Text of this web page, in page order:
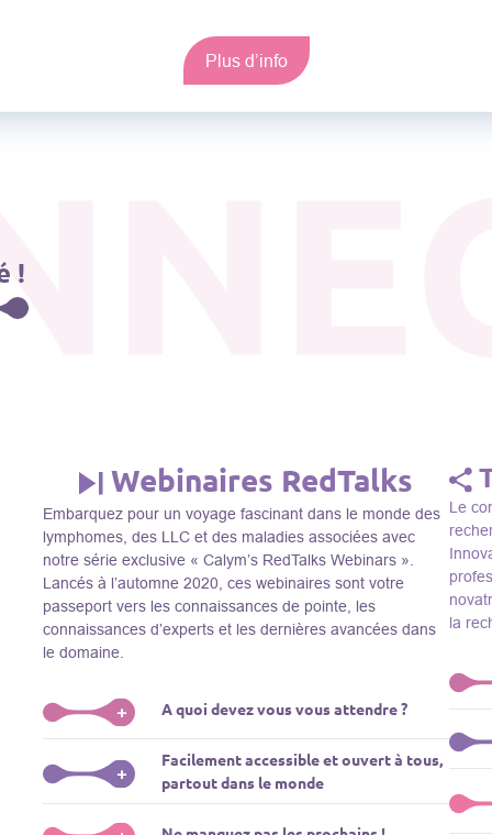
Plus d’info
!
Webinaires RedTalks
Embarquez pour un voyage fascinant dans le monde des
lymphomes, des LLC et des maladies associées avec
notre série exclusive « Calym’s RedTalks Webinars ».
Lancés à l’automne 2020, ces webinaires sont votre
passeport vers les connaissances de pointe, les
connaissances d’experts et les dernières avancées dans
le domaine.
+ A quoi devez vous vous attendre ?
Plongez-vous dans un monde de l’éducation que nous
apportons des experts de renom comme L. Pasqualucci,
+
Facilement accessible et ouvert à tous,
partout dans le monde
Le
la
Le
dans
Le